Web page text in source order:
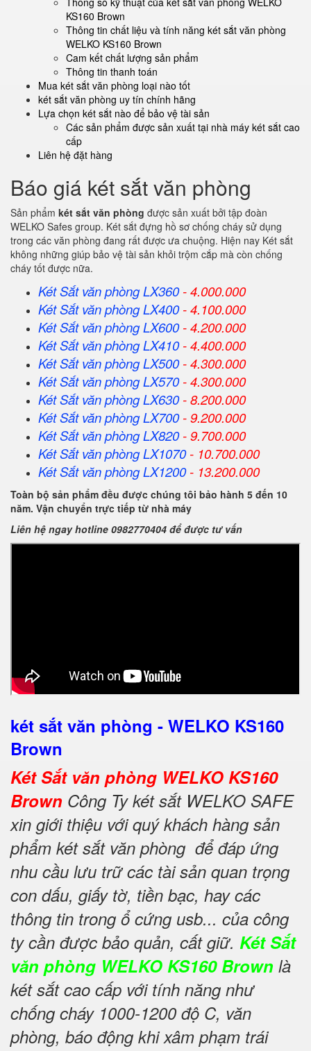
KS160 Brown
Thông tin chất liệu và tính năng két sắt văn phòng
WELKO KS160 Brown
Cam kết chất lượng sản phẩm
Thông tin thanh toán
Mua két sắt văn phòng loại nào tốt
két sắt văn phòng uy tín chính hãng
Lựa chọn két sắt nào để bảo vệ tài sản
Các sản phẩm được sản xuất tại nhà máy két sắt cao
cấp
Liên hệ đặt hàng
Báo giá két sắt văn phòng
Sản phẩm két sắt văn phòng được sản xuất bởi tập đoàn
WELKO Safes group. Két sắt đựng hồ sơ chống cháy sử dụng
trong các văn phòng đang rất được ưa chuộng. Hiện nay Két sắt
không những giúp bảo vệ tài sản khỏi trộm cắp mà còn chống
cháy tốt được nữa.
Két Sắt văn phòng LX360- 4.000.000
Két Sắtvăn phòngLX400- 4.100.000
Két Sắtvăn phòngLX600- 4.200.000
Két Sắtvăn phòngLX410- 4.400.000
Két Sắtvăn phòngLX500- 4.300.000
Két Sắtvăn phòngLX570- 4.300.000
Két Sắtvăn phòngLX630- 8.200.000
Két Sắtvăn phòngLX700- 9.200.000
Két Sắtvăn phòngLX820- 9.700.000
Két Sắtvăn phòngLX1070- 10.700.000
Két Sắtvăn phòngLX1200- 13.200.000
Toàn bộ sản phẩm đều được chúng tôi bảo hành 5 đến 10
năm. Vận chuyển trực tiếp từ nhà máy
Liên hệ ngay hotline 0982770404 để được tư vấn
két sắt văn phòng - WELKO KS160
Brown
Két Sắt văn phòng WELKO KS160
Brown Công Ty két sắt WELKO SAFE
xin giới thiệu với quý khách hàng sản
phẩm két sắt văn phòng để đáp ứng
nhu cầu lưu trữ các tài sản quan trọng
con dấu, giấy tờ, tiền bạc, hay các
thông tin trong ổ cứng usb... của công
ty cần được bảo quản, cất giữ. Két Sắt
văn phòng WELKO KS160 Brown là
két sắt cao cấp với tính năng như
chống cháy 1000-1200 độ C, văn
phòng, báo động khi xâm phạm trái